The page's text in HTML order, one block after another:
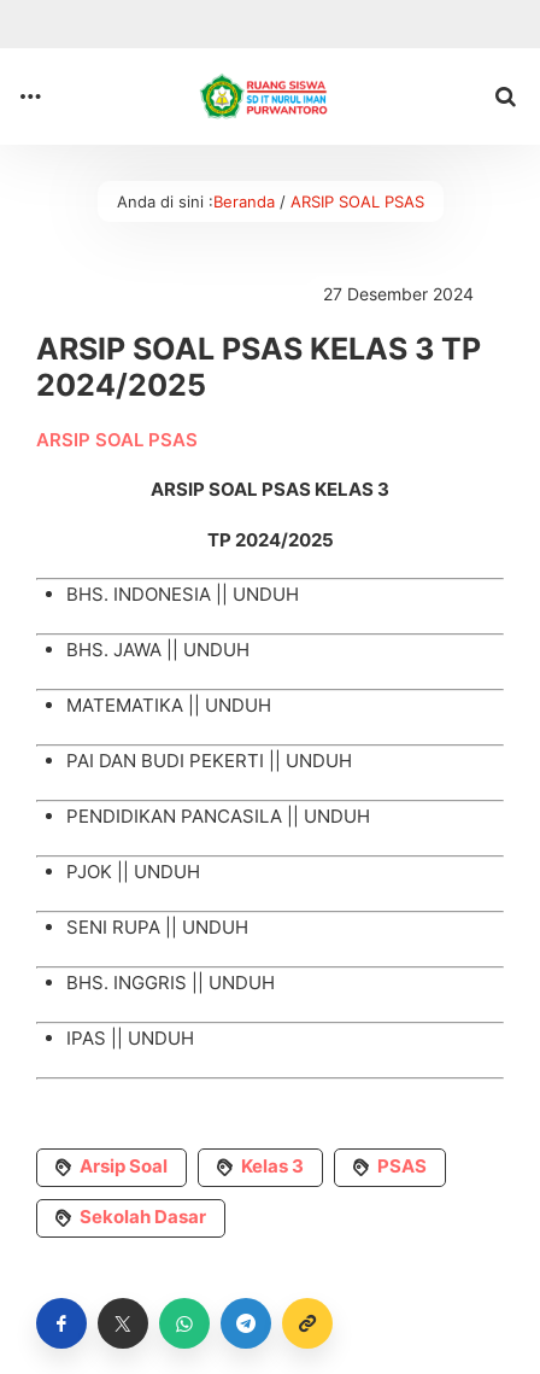
Anda di sini :Beranda/ ARSIP SOAL PSAS
27 Desember 2024
ARSIP SOAL PSAS KELAS 3 TP
2024/2025
ARSIP SOAL PSAS
ARSIP SOAL PSAS KELAS 3
TP 2024/2025
BHS. INDONESIA || UNDUH
BHS. JAWA || UNDUH
MATEMATIKA || UNDUH
PAI DAN BUDI PEKERTI || UNDUH
PENDIDIKAN PANCASILA || UNDUH
PJOK || UNDUH
SENI RUPA || UNDUH
BHS. INGGRIS || UNDUH
IPAS || UNDUH
Arsip Soal Kelas 3 PSAS
Sekolah Dasar